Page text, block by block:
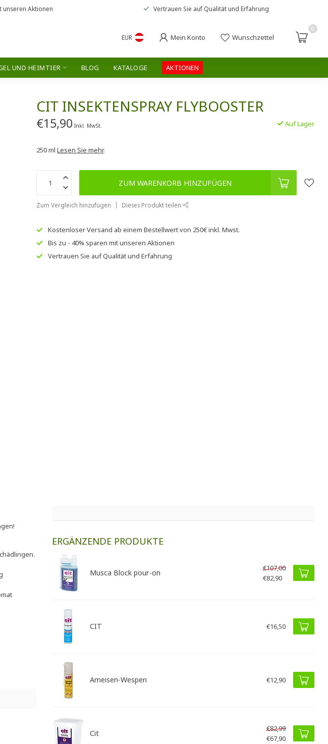
unseren Aktionen Vertrauen Sie auf Qualität und Erfahrung
EUR Mein Konto Wunschzettel
0
UND HEIMTIER BLOG KATALOGE AKTIONEN
CIT INSEKTENSPRAY FLYBOOSTER
€15,90 Inkl. MwSt. Auf Lager
250 mlLesen Sie mehr.
ZUM WARENKORB HINZUFÜGEN
Zum Vergleich hinzufügen Dieses Produkt teilen
Kostenloser Versand ab einem Bestellwert von 250€inkl. Mwst.
Bis zu - 40% sparen mit unserenAktionen
Vertrauen Sie aufQualität und Erfahrung
ERGÄNZENDE PRODUKTE
Musca Block pour-on
€107,00
€82,90
CIT €16,50
Ameisen-Wespen €12,90
Cit
€82,99
€67,90